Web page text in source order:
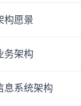
构愿景
务架构
息系统架构